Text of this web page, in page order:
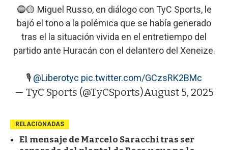
🔵🟡 Miguel Russo, en diálogo con TyC Sports, le
bajó el tono a la polémica que se había generado
tras el la situación vivida en el entretiempo del
partido ante Huracán con el delantero del Xeneize.
🎙 @Liberotyc pic.twitter.com/GCzsRK2BMc
— TyC Sports (@TyCSports)August 5, 2025
RELACIONADAS
El mensaje de Marcelo Saracchi tras ser